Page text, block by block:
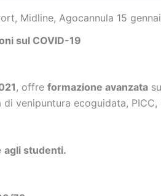
Midline, Agocannula 15
sul COVID-19
, offre formazione avanzata
venipuntura ecoguidata,
agli studenti.